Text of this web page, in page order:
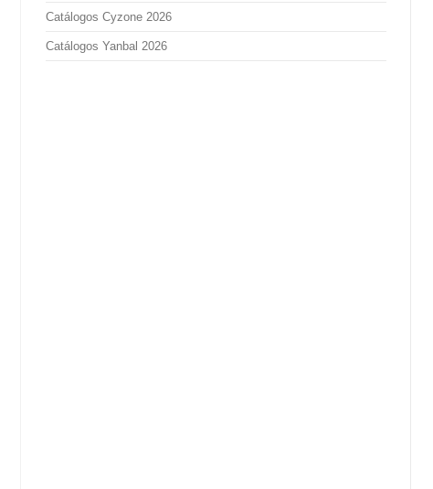
Catálogos Cyzone 2026
Catálogos Yanbal 2026